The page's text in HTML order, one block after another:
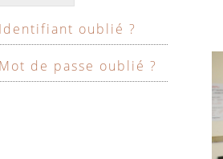
Identifiant oublié ?
Mot de passe oublié ?